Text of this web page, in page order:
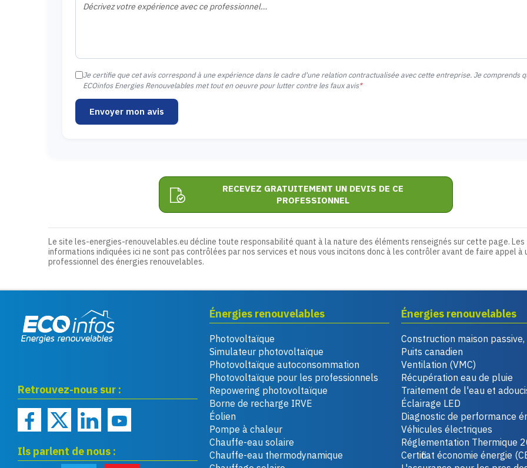
Je certifie que cet avis correspond à une expérience dans le cadre d'une relation contractualisée avec cette entreprise. Je comprends
ECOinfos Energies Renouvelables met tout en oeuvre pour lutter contre les faux avis*
Envoyer mon avis
RECEVEZ GRATUITEMENT UN DEVIS DE CE
PROFESSIONNEL
Le site les-energies-renouvelables.eu décline toute responsabilité quant à la nature des éléments renseignés sur cette page. Les
informations indiquées ici ne sont pas contrôlées par nos services et nous vous incitons donc à les contrôler avant de faire appel à
professionnel des énergies renouvelables.
Retrouvez-nous sur :
Ils parlent de nous :
Énergies renouvelables
Photovoltaïque
Simulateur photovoltaïque
Photovoltaïque autoconsommation
Photovoltaïque pour les professionnels
Repowering photovoltaïque
Borne de recharge IRVE
Éolien
Pompe à chaleur
Chauffe-eau solaire
Chauffe-eau thermodynamique
Énergies renouvelables
Construction maison passive,
Puits canadien
Ventilation (VMC)
Récupération eau de pluie
Traitement de l'eau et
Éclairage LED
Diagnostic de performance
Véhicules électriques
Réglementation Thermique
Certificat économie énergie